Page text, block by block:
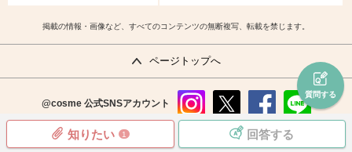
知りたい 1 回答する
質問する
掲載の情報・画像など、すべてのコンテンツの無断複写、転載を禁じます。
ページトップへ
@cosme 公式SNSアカウント
instag
x
faceb
ook
line